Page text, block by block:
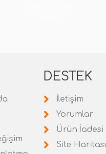
DESTEK
İletişim
Yorumlar
Ürün İadesi
Site Haritası